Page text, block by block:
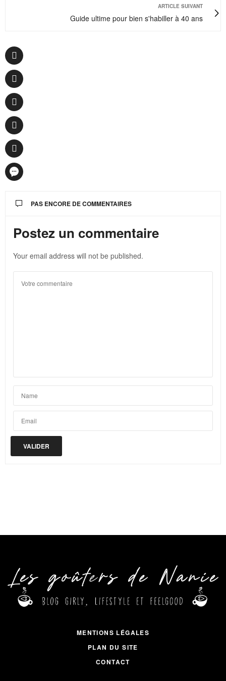
ARTICLE SUIVANT
Guide ultime pour bien s'habiller à 40 ans
PAS ENCORE DE COMMENTAIRES
Postez un commentaire
Your email address will not be published.
MENTIONS LÉGALES
PLAN DU SITE
CONTACT